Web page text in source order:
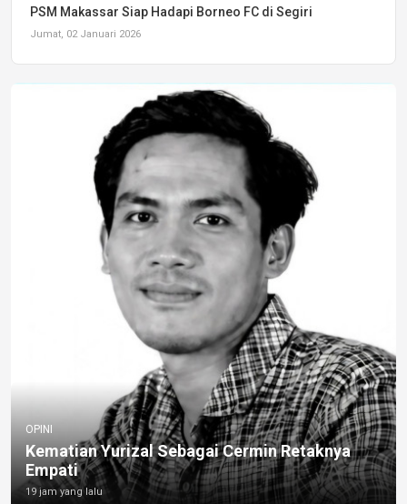
PSM Makassar Siap Hadapi Borneo FC di Segiri
Jumat, 02 Januari 2026
OPINI
Kematian Yurizal Sebagai Cermin Retaknya
Empati
19 jam yang lalu